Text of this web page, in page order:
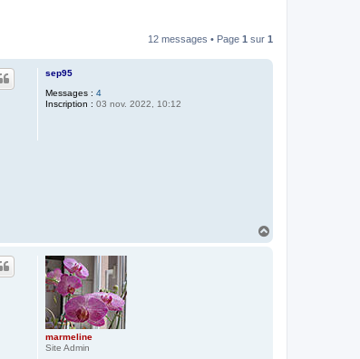
12 messages • Page 1 sur 1
sep95
Messages : 4
Inscription : 03 nov. 2022, 10:12
marmeline
Site Admin